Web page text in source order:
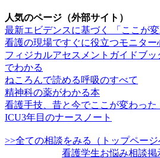
人気のページ（外部サイト）
最新エビデンスに基づく 「ここが
看護の現場ですぐに役立つモニター
フィジカルアセスメントガイドブ
でわかる
ねころんで読める呼吸のすべて
精神科の薬がわかる本
看護手技、昔と今でここが変わった
ICU3年目のナースノート
>>全ての相談をみる（トップページ
看護学生お悩み相談掲